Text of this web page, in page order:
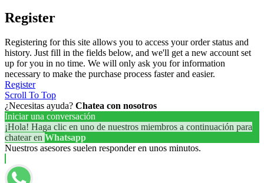
Register
Registering for this site allows you to access your order status and
history. Just fill in the fields below, and we'll get a new account set
up for you in no time. We will only ask you for information
necessary to make the purchase process faster and easier.
Register
Scroll To Top
¿Necesitas ayuda? Chatea con nosotros
Iniciar una conversación
¡Hola! Haga clic en uno de nuestros miembros a continuación para
chatear en Whatsapp
Nuestros asesores suelen responder en unos minutos.